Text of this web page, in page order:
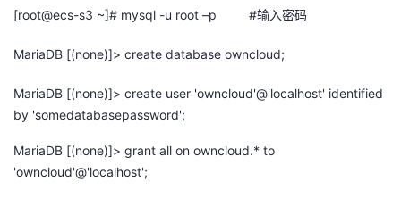
[root@ecs-s3 ~]# mysql -u root –p #输入密码
MariaDB [(none)]> create database owncloud;
MariaDB [(none)]> create user 'owncloud'@'localhost' identified
by 'somedatabasepassword';
MariaDB [(none)]> grant all on owncloud.* to
'owncloud'@'localhost';